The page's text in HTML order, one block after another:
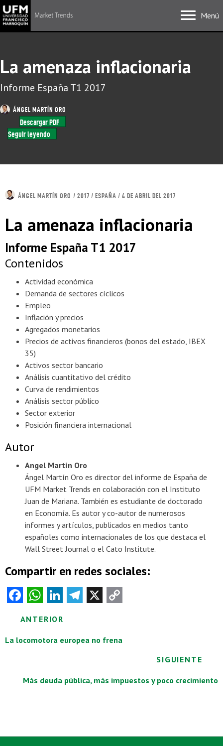
Menú
La amenaza inflacionaria
Informe España T1 2017
ÁNGEL MARTÍN ORO
Descargar PDF
Seguir leyendo
ÁNGEL MARTÍN ORO / 2017 / ESPAÑA / 4 DE ABRIL DEL 2017
La amenaza inflacionaria
Informe España T1 2017
Contenidos
Actividad económica
Demanda de sectores cíclicos
Empleo
Inflación y precios
Agregados monetarios
Precios de activos financieros (bonos del estado, IBEX
35)
Activos sector bancario
Análisis cuantitativo del crédito
Curva de rendimientos
Análisis sector público
Sector exterior
Posición financiera internacional
Autor
Angel Martín Oro
Ángel Martín Oro es director del informe de España de
UFM Market Trends en colaboración con el Instituto
Juan de Mariana. También es estudiante de doctorado
en Economía. Es autor y co-autor de numerosos
informes y artículos, publicados en medios tanto
españoles como internacionales de los que destaca el
Wall Street Journal o el Cato Institute.
Compartir en redes sociales:
Fa
ce
b
o
k
W
ha
ts
A
p
Li
dI
Te
a
X
Posts
navigation
ANTERIOR
La locomotora europea no frena
SIGUIENTE
Más deuda pública, más impuestos y poco crecimiento